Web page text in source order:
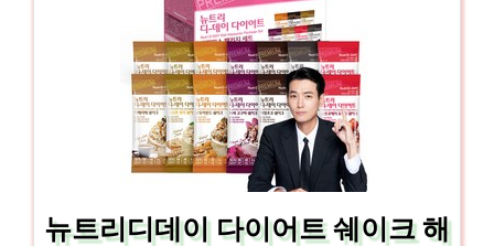
뉴트리디데이 다이어트 쉐이크 해